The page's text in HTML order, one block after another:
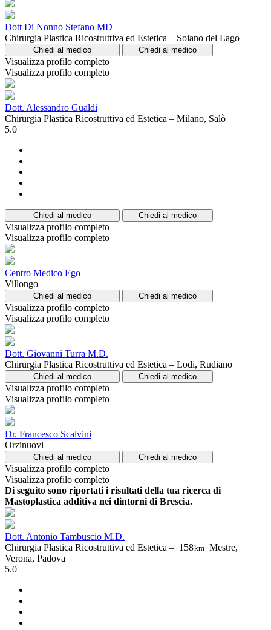
Dott Di Nonno Stefano MD
Chirurgia Plastica Ricostruttiva ed Estetica – Soiano del Lago
Chiedi al medico Chiedi al medico
Visualizza profilo completo
Visualizza profilo completo
Dott. Alessandro Gualdi
Chirurgia Plastica Ricostruttiva ed Estetica – Milano, Salò
5.0
Chiedi al medico Chiedi al medico
Visualizza profilo completo
Visualizza profilo completo
Centro Medico Ego
Villongo
Chiedi al medico Chiedi al medico
Visualizza profilo completo
Visualizza profilo completo
Dott. Giovanni Turra M.D.
Chirurgia Plastica Ricostruttiva ed Estetica – Lodi, Rudiano
Chiedi al medico Chiedi al medico
Visualizza profilo completo
Visualizza profilo completo
Dr. Francesco Scalvini
Orzinuovi
Chiedi al medico Chiedi al medico
Visualizza profilo completo
Visualizza profilo completo
Di seguito sono riportati i risultati della tua ricerca di
Mastoplastica additiva nei dintorni di Brescia.
Dott. Antonio Tambuscio M.D.
Chirurgia Plastica Ricostruttiva ed Estetica – 158km Mestre,
Verona, Padova
5.0